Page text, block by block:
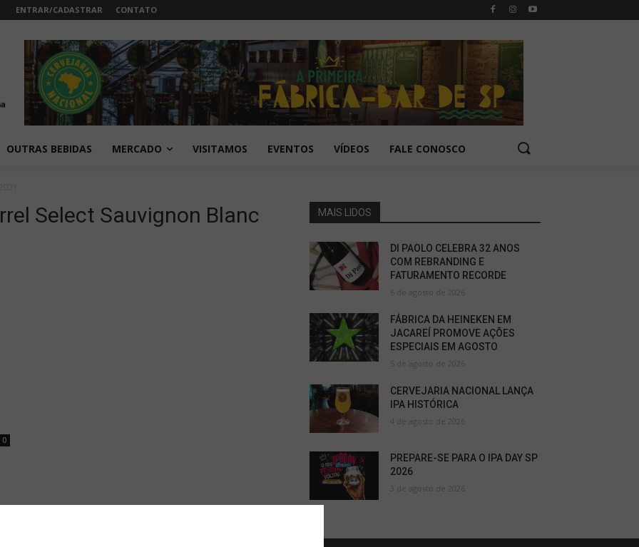
ENTRAR/CADASTRAR CONTATO
OUTRAS BEBIDAS MERCADO VISITAMOS EVENTOS VÍDEOS FALE CONOSCO
Select Sauvignon Blanc
0
MAIS LIDOS
DI PAOLO CELEBRA 32 ANOS
COM REBRANDING E
FATURAMENTO RECORDE
6 de agosto de 2026
FÁBRICA DA HEINEKEN EM
JACAREÍ PROMOVE AÇÕES
ESPECIAIS EM AGOSTO
5 de agosto de 2026
CERVEJARIA NACIONAL LANÇA
IPA HISTÓRICA
4 de agosto de 2026
PREPARE-SE PARA O IPA DAY SP
2026
3 de agosto de 2026